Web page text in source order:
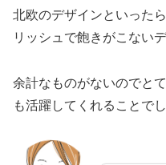
北欧のデザインといった
リッシュで飽きがこない
余計なものがないのでと
も活躍してくれることでし